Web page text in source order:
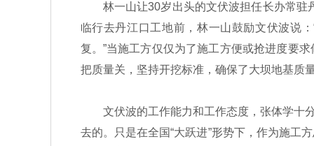
林一山让30岁出头的文伏波担任长办常驻丹
临行去丹江口工地前，林一山鼓励文伏波说
复。”当施工方仅仅为了施工方便或抢进度要
把质量关，坚持开挖标准，确保了大坝地基质
文伏波的工作能力和工作态度，张体学十分
去的。只是在全国“大跃进”形势下，作为施工